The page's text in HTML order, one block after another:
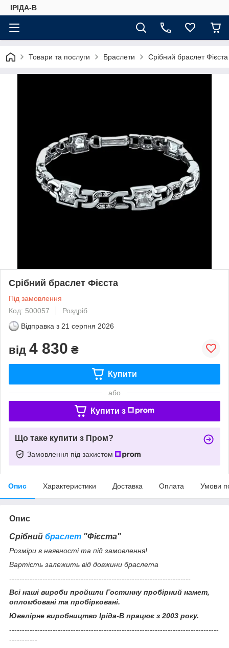
ІРІДА-В
Товари та послуги Браслети Срібний браслет Фієста
Срібний браслет Фієста
Під замовлення
Код: 500057
Роздріб
Відправка з 21 серпня 2026
від 4 830 ₴
Купити
або
Купити з
Що таке купити з Пром?
Замовлення під захистом
Опис Характеристики Доставка Оплата Умови
Опис
Срібний браслет "Фієста"
Розміри в наявності та під замовлення!
Вартість залежить від довжини браслета
-----------------------------------------------------------------------
Всі наші вироби пройшли Гостинну пробірний намет,
опломбовані та пробірковані.
Ювелірне виробництво Іріда-В працює з 2003 року.
----------------------------------------------------------------------------------
-----------